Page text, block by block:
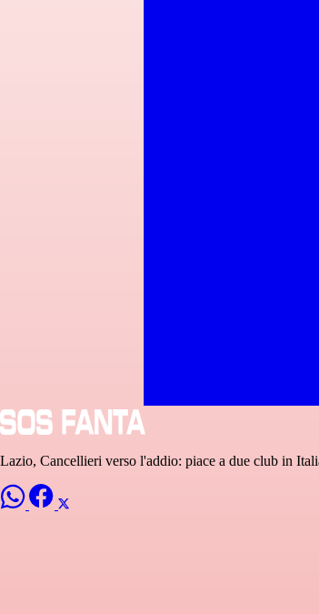
Lazio, Cancellieri verso l'addio: piace a due club in